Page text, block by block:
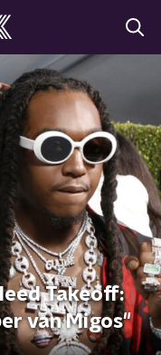
Takeoff:
van Migos"